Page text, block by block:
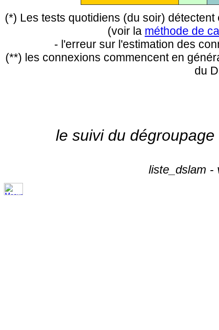
(*) Les tests quotidiens (du soir)
(voir la méthode de
- l'erreur sur l'estimation des
(**) les connexions commencent en
du
le suivi du
liste_dslam -